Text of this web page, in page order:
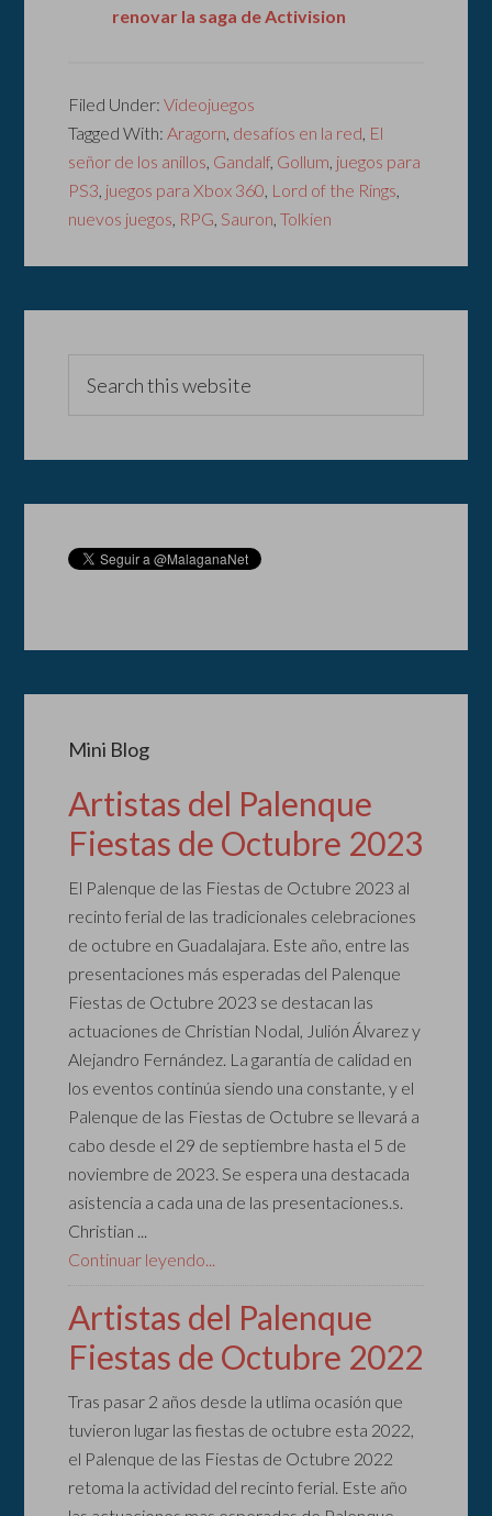
renovar la saga de Activision
Filed Under:Videojuegos
Tagged With:Aragorn, desafíos en la red, El
señor de los anillos, Gandalf, Gollum, juegos para
PS3, juegos para Xbox 360, Lord of the Rings,
nuevos juegos, RPG, Sauron,Tolkien
Mini Blog
Artistas del Palenque
Fiestas de Octubre 2023
El Palenque de las Fiestas de Octubre 2023 al
recinto ferial de las tradicionales celebraciones
de octubre en Guadalajara. Este año, entre las
presentaciones más esperadas del Palenque
Fiestas de Octubre 2023 se destacan las
actuaciones de Christian Nodal, Julión Álvarez y
Alejandro Fernández. La garantía de calidad en
los eventos continúa siendo una constante, y el
Palenque de las Fiestas de Octubre se llevará a
cabo desde el 29 de septiembre hasta el 5 de
noviembre de 2023. Se espera una destacada
asistencia a cada una de las presentaciones.s.
Christian ...
Continuar leyendo...
Artistas del Palenque
Fiestas de Octubre 2022
Tras pasar 2 años desde la utlima ocasión que
tuvieron lugar las fiestas de octubre esta 2022,
el Palenque de las Fiestas de Octubre 2022
retoma la actividad del recinto ferial. Este año